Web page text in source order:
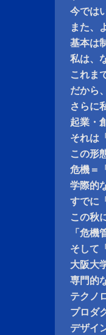
今では
また、
基本は
私は、
これま
だから
さらに
起業・
それは
この形
危機＝
学際的
すでに
この秋
「危
そして
大阪大
専門的
テクノ
プロダ
デザイ